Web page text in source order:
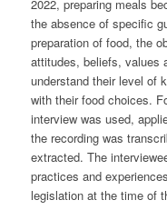
2022, preparing meals
the absence of specific
preparation of food, the
attitudes, beliefs, values
understand their level of
with their food choices.
interview was used,
the recording was
extracted. The
practices and
legislation at the time of